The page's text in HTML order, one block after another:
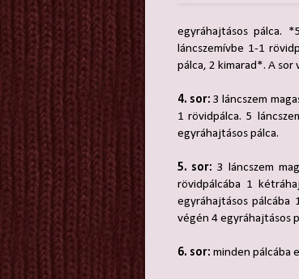
egyráhajtásos pálca.
láncszemívbe 1-1
pálca, 2 kimarad*. A sor
4. sor: 3 láncszem
1 rövidpálca. 5
egyráhajtásos pálca.
5. sor: 3 láncszem
rövidpálcába 1
egyráhajtásos pálcába
végén 4 egyráhajtásos
6. sor: minden pálcába